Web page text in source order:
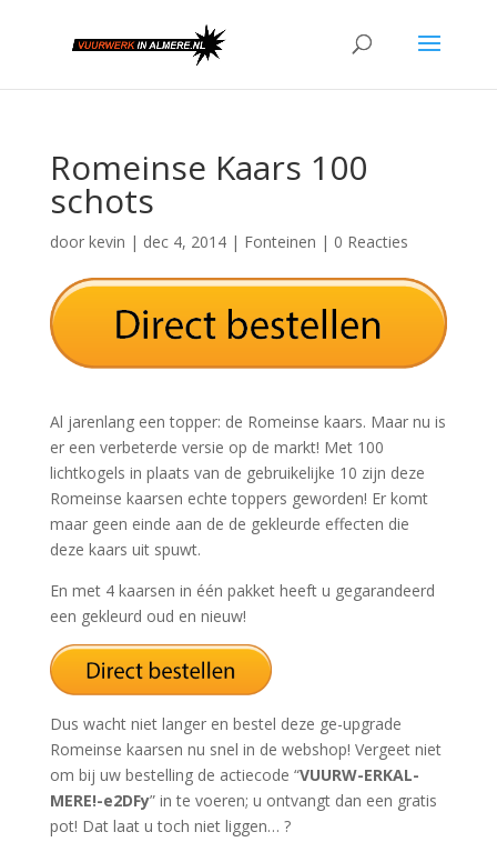
Romeinse Kaars 100
schots
door kevin | dec 4, 2014| Fonteinen | 0 Reacties
Al jarenlang een topper: de Romeinse kaars. Maar nu is
er een verbeterde versie op de markt! Met 100
lichtkogels in plaats van de gebruikelijke 10 zijn deze
Romeinse kaarsen echte toppers geworden! Er komt
maar geen einde aan de de gekleurde effecten die
deze kaars uit spuwt.
En met 4 kaarsen in één pakket heeft u gegarandeerd
een gekleurd oud en nieuw!
Dus wacht niet langer en bestel deze ge-upgrade
Romeinse kaarsen nu snel in de webshop! Vergeet niet
om bij uw bestelling de actiecode “VUURW-ERKAL-
MERE!-e2DFy” in te voeren; u ontvangt dan een gratis
pot! Dat laat u toch niet liggen… ?